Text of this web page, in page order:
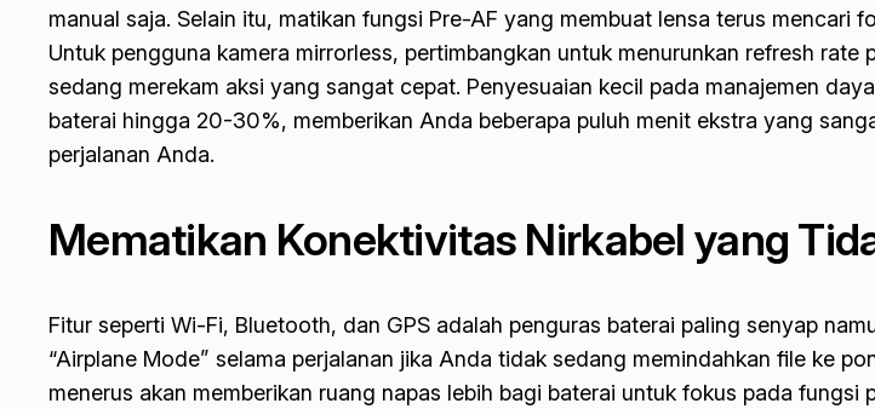
manual saja. Selain itu, matikan fungsi Pre-AF yang membuat lensa terus
Untuk pengguna kamera mirrorless, pertimbangkan untuk menurunkan refresh
sedang merekam aksi yang sangat cepat. Penyesuaian kecil pada manajemen
baterai hingga 20-30%, memberikan Anda beberapa puluh menit ekstra yang
perjalanan Anda.
Mematikan Konektivitas Nirkabel yang
Fitur seperti Wi-Fi, Bluetooth, dan GPS adalah penguras baterai paling senyap
“Airplane Mode” selama perjalanan jika Anda tidak sedang memindahkan file ke
menerus akan memberikan ruang napas lebih bagi baterai untuk fokus pada fungsi